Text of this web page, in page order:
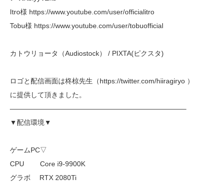
Itro様 https://www.youtube.com/user/officialitro
Tobu様 https://www.youtube.com/user/tobuofficial
カトウリョータ（Audiostock） / PIXTA(ピクスタ)
ロゴと配信画面は柊椋先生（https://twitter.com/hiiragiryo ）
に提供して頂きました。
—————————————————————————–
▼配信環境▼
ゲームPC▽
CPU Core i9-9900K
グラボ RTX 2080Ti